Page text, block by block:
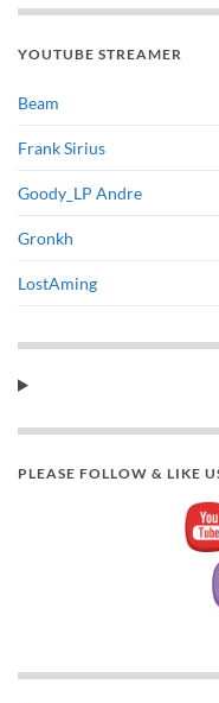
YOUTUBE STREAMER
Beam
Frank Sirius
Goody_LP Andre
Gronkh
LostAming
PLEASE FOLLOW & LIKE